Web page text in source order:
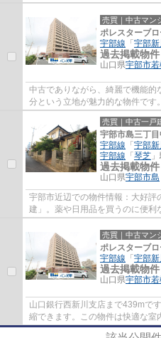
す。エレベーター付き物件です。
売買｜中古マン
ポレスターブ
宇部線 「 宇部新
過去掲載物件
山口県宇部市
中古でありながら、綺麗で機能的
分という立地が魅力的な物件です
関する知識をお持ちでない方でも
売買｜中古一戸
宇部市島三丁
宇部線 「 宇部新
宇部線 「 琴芝
過去掲載物件
山口県宇部市島
宇部市近辺での物件情報：大好
建」。薬や日用品を買うのに便利
店」が、こちらの物件から221m
売買｜中古マン
ポレスターブ
宇部線 「 宇部新
過去掲載物件
山口県宇部市
山口銀行西新川支店まで439mで
縮できます。この物件は快適な室
います。地上14階建ての物件です